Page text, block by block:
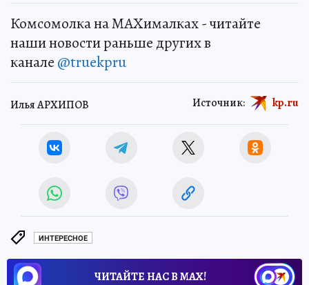
Комсомолка на MAXималках - читайте
наши новости раньше других в
канале @truekpru
Илья АРХИПОВ Источник: kp.ru
ИНТЕРЕСНОЕ
ЧИТАЙТЕ НАС В МАХ!